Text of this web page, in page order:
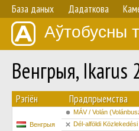
База даных Дадаткова
Аўтобусны
Венгрыя,
Рэгіён Прадпрыемства
Венгрыя
MÁV / Volán
Dél-alföldi Közlekedési